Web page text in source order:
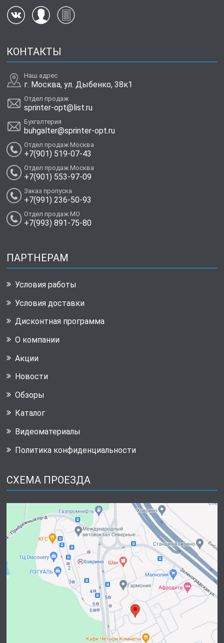
КОНТАКТЫ
Наш адрес
г. Москва, ул. Дыбенко, 38к1
Отдел продаж
sprinter-opt@list.ru
Бухгалтерия
buhgalter@sprinter-opt.ru
Отдел продаж Москва
+7(901) 519-07-43
Отдел продаж Москва
+7(901) 553-97-09
Заказ пропуска
+7(991) 236-50-93
Отдел продаж МО
+7(993) 891-75-80
ПАРТНЕРАМ
Условия работы
Условия доставки
Дисконтная программа
О компании
Акции
Новости
Обзоры
Каталог
Видеоматериалы
Политика конфиденциальности
СХЕМА ПРОЕЗДА